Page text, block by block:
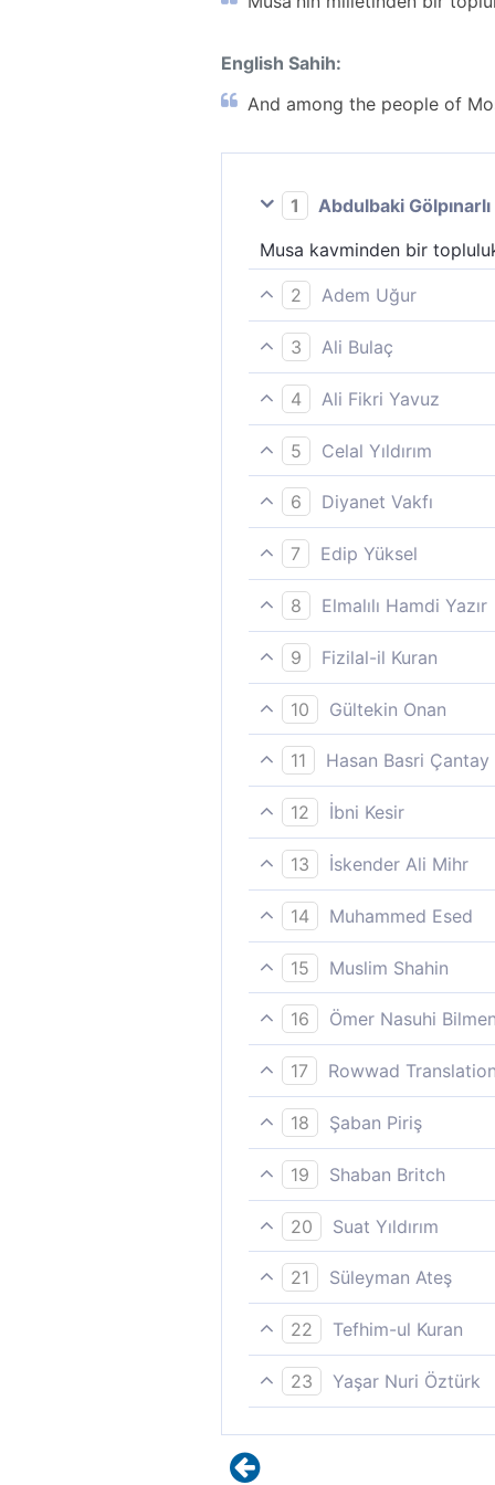
English Sahih:
And among the people of
1
Abdulbaki Gölpınarlı
Musa kavminden bir
2
Adem Uğur
Musa´nın kavminden hak
3
Ali Bulaç
Musa'nın kavminden
4
Ali Fikri Yavuz
Mûsa’nın kavminden,
5
Celal Yıldırım
Musa´nın kavminden bir
6
Diyanet Vakfı
Musa'nın kavminden hak
7
Edip Yüksel
Musa'nın halkından bir
8
Elmalılı Hamdi Yazır
Musa'nın kavminden
9
Fizilal-il Kuran
Musa´nın soydaşlarından
10
Gültekin Onan
Musa´nın kavminden
11
Hasan Basri Çantay
Musânın kavminden bir
12
İbni Kesir
Musa´nın kavminden bir
13
İskender Ali Mihr
Ve Musa (A.S)´ın
adaletle hükmederler.
14
Muhammed Esed
Musa´nın
insanlar vardı
15
Muslim Shahin
Musa'nın kavminden hak
16
Ömer Nasuhi Bilmen
Ve Mûsa´nın kavminden
17
Rowwad
Musa’nın kavminden
18
Şaban Piriş
Musa’nın kavminden
19
Shaban Britch
Mûsâ’nın kavminden
20
Suat Yıldırım
Evet! Mûsâ'nın kavminden
adaleti tatbik ederler.
21
Süleyman Ateş
Musa kavmi içinde
22
Tefhim-ul Kuran
Musa´nın kavminden
23
Yaşar Nuri Öztürk